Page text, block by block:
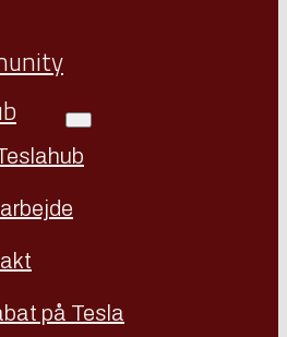
på Tesla